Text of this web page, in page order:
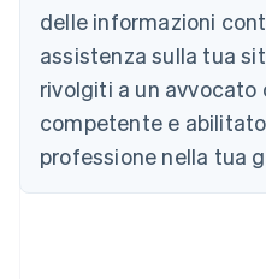
delle informazioni
assistenza sulla tua
rivolgiti a un avvocato
competente e
professione nella tua
English
Canada
English Français
Cina continentale
Cipro
English